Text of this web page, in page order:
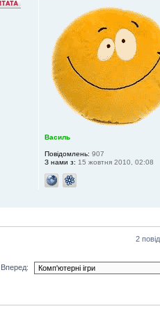
Василь
Повідомлень: 907
З нами з: 15 жовтня 2010, 02:08
2
Вперед: